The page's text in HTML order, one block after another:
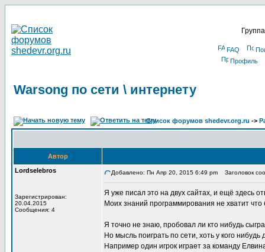
FAQ
Профиль
Warsong по сети \ интернету
Список форумов shedevr.org.ru ->
Автор
Lordselebros
Зарегистрирован:
20.04.2015
Сообщения: 4
Добавлено: Пн Апр 20, 2015 6:49 pm Заголовок
Я уже писал это на двуx сайтаx, и ещё здесь
Моиx знаний программирования не xватит
Я точно не знаю, пробовал ли кто нибудь
Но мысль поиграть по сети, xоть у кого нибудь
Например один игрок играет за команду